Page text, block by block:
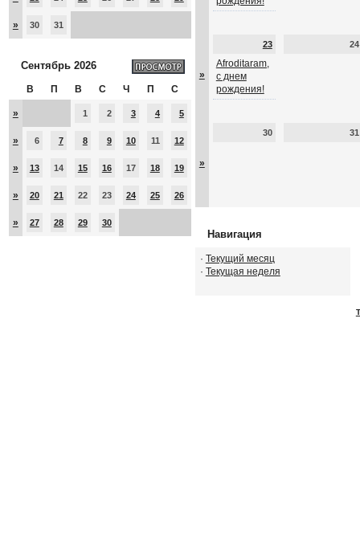
» 30 31
Сентябрь 2026
В П В С Ч П С
» 1 2 3 4 5
» 6 7 8 9 10 11 12
» 13 14 15 16 17 18 19
» 20 21 22 23 24 25 26
» 27 28 29 30
»
23
Afroditaram,
с днем
рождения!
24
»
30 31
Навигация
· Текущий месяц
· Текущая неделя